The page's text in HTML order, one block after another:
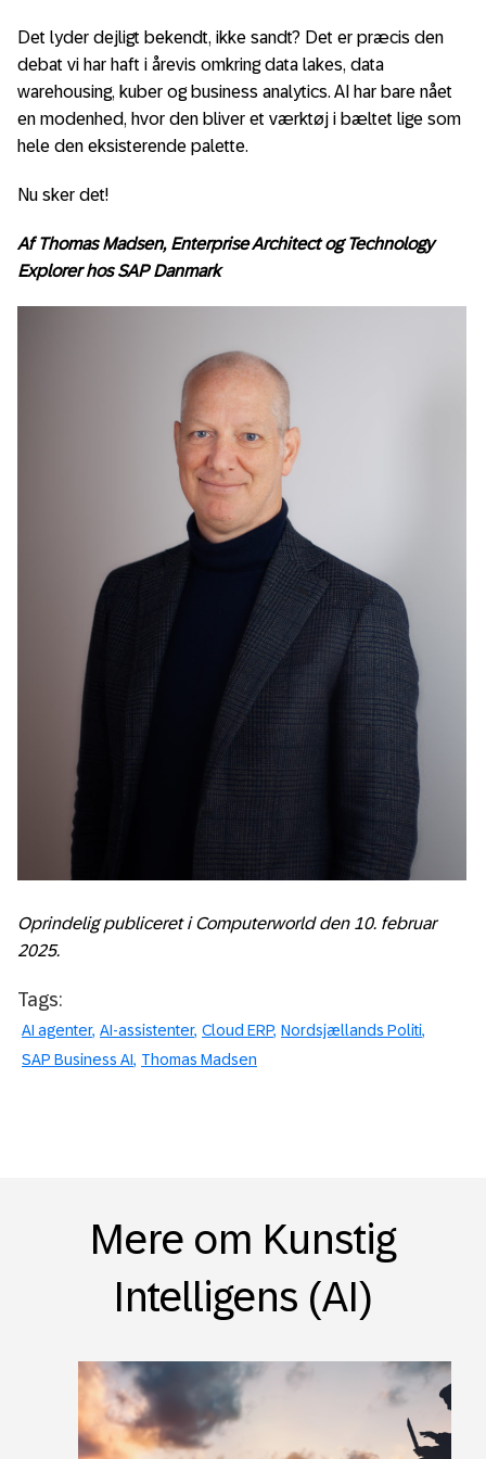
Det lyder dejligt bekendt, ikke sandt? Det er præcis den
debat vi har haft i årevis omkring data lakes, data
warehousing, kuber og business analytics. AI har bare nået
en modenhed, hvor den bliver et værktøj i bæltet lige som
hele den eksisterende palette.
Nu sker det!
Af Thomas Madsen, Enterprise Architect og Technology
Explorer hos SAP Danmark
Oprindelig publiceret i Computerworld den 10. februar
2025.
Tags:
AI agenter AI-assistenter Cloud ERP Nordsjællands Politi
SAP Business AI Thomas Madsen
Mere om Kunstig
Intelligens (AI)